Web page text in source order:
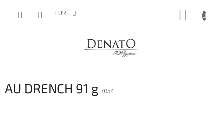
EUR
PANIER
AU DRENCH 91 g 7054